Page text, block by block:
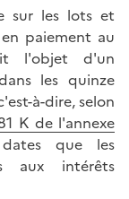
sur les lots et
paiement au
l'objet d'un
les quinze
à-dire, selon
K de l'annexe
que les
aux intérêts